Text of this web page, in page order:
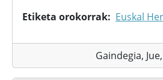
Etiketa orokorrak Euskal
Gaindegia,